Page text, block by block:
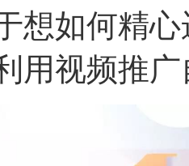
想如何精
用视频推